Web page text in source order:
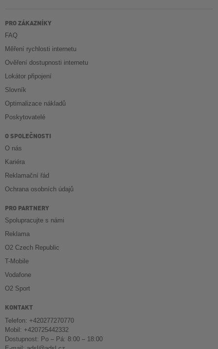
PRO ZÁKAZNÍKY
FAQ
Měření rychlosti internetu
Ověření dostupnosti internetu
Lokátor připojení
Slovník
Optimalizace nákladů
Poskytovatelé
O SPOLEČNOSTI
O nás
Kariéra
Reklamační řád
Ochrana osobních údajů
PRO PARTNERY
Spolupracujte s námi
Reklama
O2 Czech Republic
T-Mobile
Vodafone
O2 Sport
KONTAKT
Telefon: +420277270770
Mobil: +420725442332
Dostupnost: Po – Pá: 8:00 – 18:00